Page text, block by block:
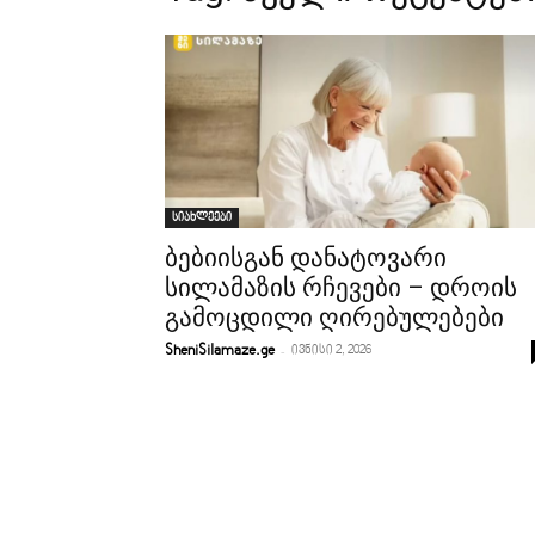
სიახლეები
ბებიისგან დანატოვარი
სილამაზის რჩევები – დროის
გამოცდილი ღირებულებები
SheniSilamaze.ge - ივნისი 2, 2026